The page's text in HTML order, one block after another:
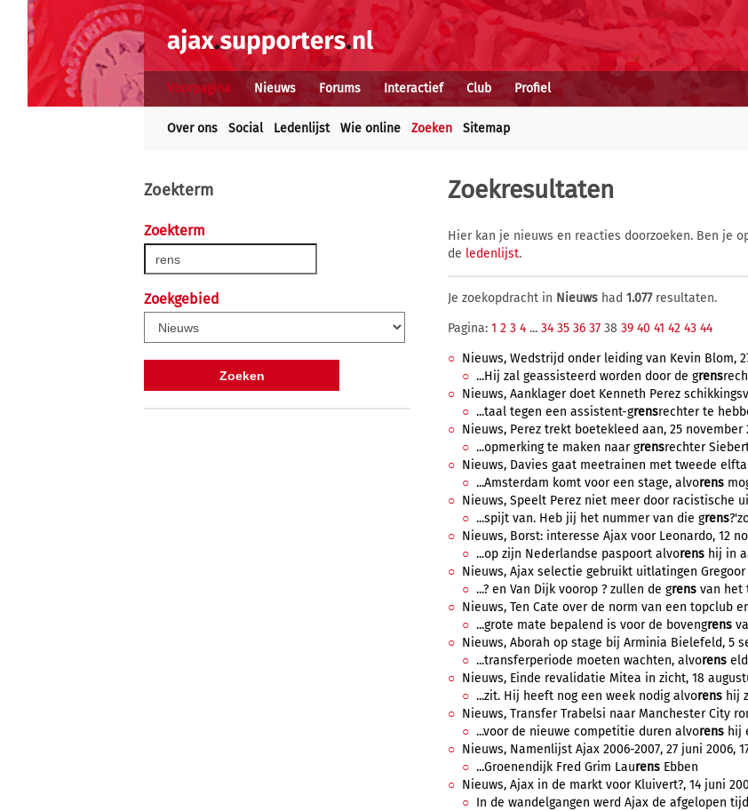
Voorpagina Nieuws Forums Interactief Club Profiel
Over ons Social Ledenlijst Wie online Zoeken Sitemap
Zoekterm
Zoekterm
Zoekgebied
Zoekresultaten
Hier kan je nieuws en reacties doorzoeken. Ben je
de ledenlijst.
Je zoekopdracht in Nieuws had 1.077resultaten.
Pagina: 1 2 3 4 ... 34 35 36 37 38 39 40 41 42 43 44
Nieuws, Wedstrijd onder leiding van Kevin Blom,
...Hij zal geassisteerd worden door de grens
Nieuws, Aanklager doet Kenneth Perez
...taal tegen een assistent-grensrechter te
Nieuws, Perez trekt boetekleed aan, 25 november
...opmerking te maken naar grensrechter
Nieuws, Davies gaat meetrainen met tweede
...Amsterdam komt voor een stage, alvorens
Nieuws, Speelt Perez niet meer door racistische
...spijt van. Heb jij het nummer van die grens
Nieuws, Borst: interesse Ajax voor Leonardo, 12
...op zijn Nederlandse paspoort alvorens hij in
Nieuws, Ajax selectie gebruikt uitlatingen
...? en Van Dijk voorop ? zullen de grens van het
Nieuws, Ten Cate over de norm van een topclub
...grote mate bepalend is voor de bovengrens
Nieuws, Aborah op stage bij Arminia Bielefeld, 5
...transferperiode moeten wachten, alvorens
Nieuws, Einde revalidatie Mitea in zicht, 18
...zit. Hij heeft nog een week nodig alvorens hij
Nieuws, Transfer Trabelsi naar Manchester City
...voor de nieuwe competitie duren alvorens hij
Nieuws, Namenlijst Ajax 2006-2007, 27 juni 2006,
...Groenendijk Fred Grim Laurens Ebben
Nieuws, Ajax in de markt voor Kluivert?, 14 juni
In de wandelgangen werd Ajax de afgelopen